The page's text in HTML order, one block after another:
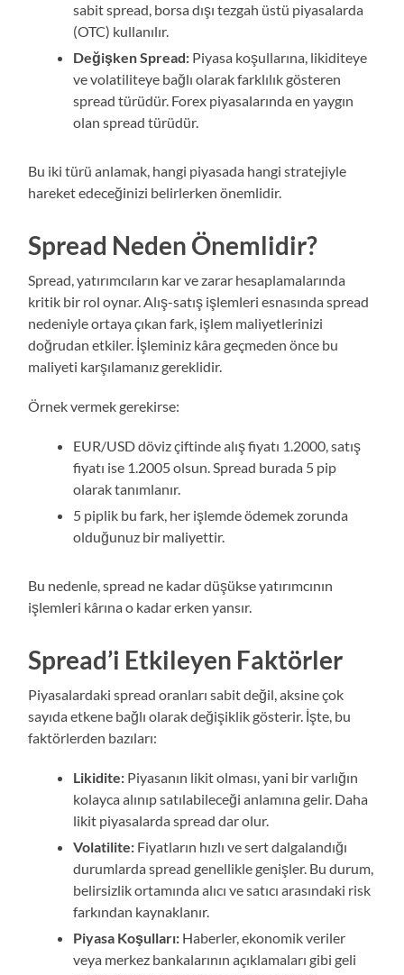
sabit spread, borsa dışı tezgah üstü piyasalarda
(OTC) kullanılır.
Değişken Spread: Piyasa koşullarına, likiditeye
ve volatiliteye bağlı olarak farklılık gösteren
spread türüdür. Forex piyasalarında en yaygın
olan spread türüdür.
Bu iki türü anlamak, hangi piyasada hangi stratejiyle
hareket edeceğinizi belirlerken önemlidir.
Spread Neden Önemlidir?
Spread, yatırımcıların kar ve zarar hesaplamalarında
kritik bir rol oynar. Alış-satış işlemleri esnasında spread
nedeniyle ortaya çıkan fark, işlem maliyetlerinizi
doğrudan etkiler. İşleminiz kâra geçmeden önce bu
maliyeti karşılamanız gereklidir.
Örnek vermek gerekirse:
EUR/USD döviz çiftinde alış fiyatı 1.2000, satış
fiyatı ise 1.2005 olsun. Spread burada 5 pip
olarak tanımlanır.
5 piplik bu fark, her işlemde ödemek zorunda
olduğunuz bir maliyettir.
Bu nedenle, spread ne kadar düşükse yatırımcının
işlemleri kârına o kadar erken yansır.
Spread’i Etkileyen Faktörler
Piyasalardaki spread oranları sabit değil, aksine çok
sayıda etkene bağlı olarak değişiklik gösterir. İşte, bu
faktörlerden bazıları:
Likidite: Piyasanın likit olması, yani bir varlığın
kolayca alınıp satılabileceği anlamına gelir. Daha
likit piyasalarda spread dar olur.
Volatilite: Fiyatların hızlı ve sert dalgalandığı
durumlarda spread genellikle genişler. Bu durum,
belirsizlik ortamında alıcı ve satıcı arasındaki risk
farkından kaynaklanır.
Piyasa Koşulları: Haberler, ekonomik veriler
veya merkez bankalarının açıklamaları gibi geli